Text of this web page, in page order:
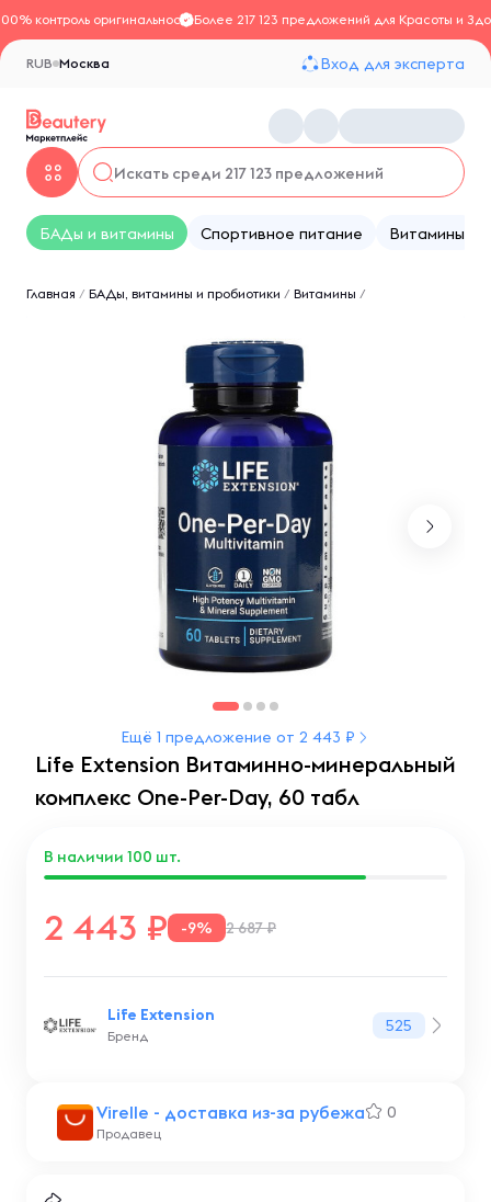
контроль оригинальностиБолее 217 123 предложений для Красоты и
Москва
RUB Вход для эксперта
БАДы и витамины Спортивное питание Витамины
Главная / БАДы, витамины и пробиотики / Витамины /
Ещё 1 предложение от 2 443 ₽
Life Extension Витаминно-минеральный
комплекс One-Per-Day, 60 табл
Virelle - доставка из-за рубежа 0
Продавец
2 443 -9% 2 687 ₽
В наличии 100 шт.
Life Extension
Бренд
525